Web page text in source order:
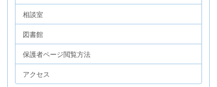
相談室
図書館
保護者ページ閲覧方法
アクセス